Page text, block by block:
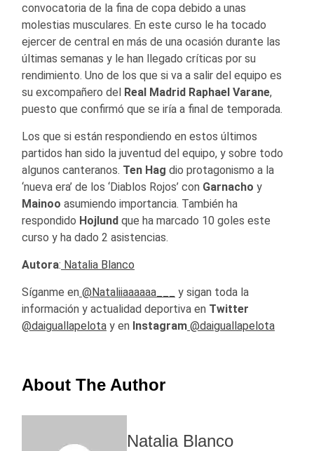
convocatoria de la fina de copa debido a unas
molestias musculares. En este curso le ha tocado
ejercer de central en más de una ocasión durante las
últimas semanas y le han llegado críticas por su
rendimiento. Uno de los que si va a salir del equipo es
su excompañero del Real Madrid Raphael Varane,
puesto que confirmó que se iría a final de temporada.
Los que si están respondiendo en estos últimos
partidos han sido la juventud del equipo, y sobre todo
algunos canteranos. Ten Hag dio protagonismo a la
‘nueva era’ de los ‘Diablos Rojos’ con Garnacho y
Mainoo asumiendo importancia. También ha
respondido Hojlund que ha marcado 10 goles este
curso y ha dado 2 asistencias.
Autora: Natalia Blanco
Síganme en @Nataliiaaaaaa___
y sigan toda la
información y actualidad deportiva en Twitter
@daiguallapelota y en Instagram @daiguallapelota
About The Author
Natalia Blanco